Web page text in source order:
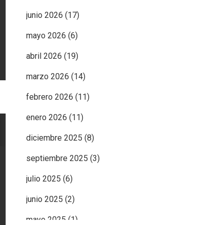
junio 2026 (17)
mayo 2026 (6)
abril 2026 (19)
marzo 2026 (14)
febrero 2026 (11)
enero 2026 (11)
diciembre 2025 (8)
septiembre 2025 (3)
julio 2025 (6)
junio 2025 (2)
mayo 2025 (1)